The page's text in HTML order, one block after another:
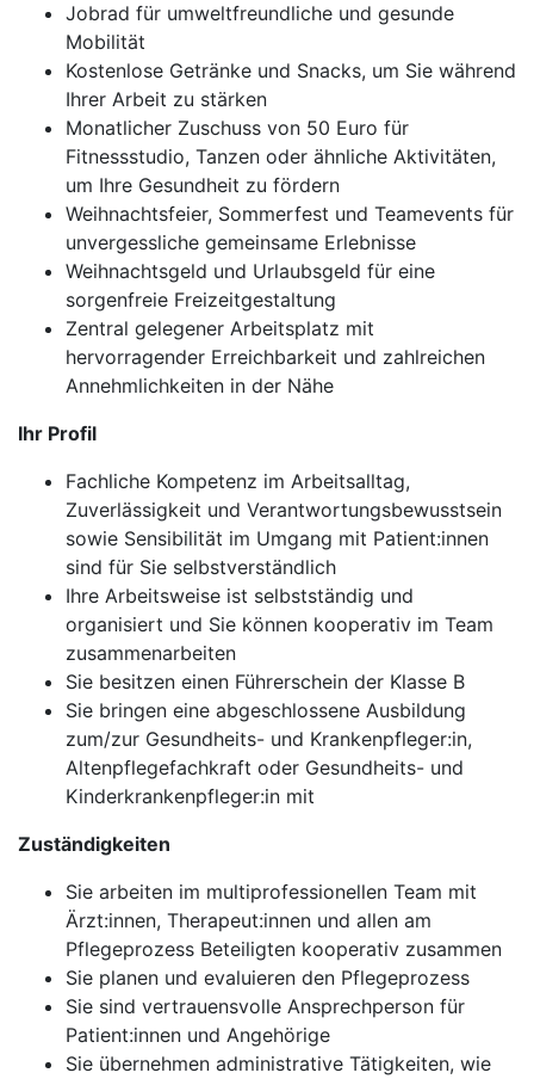
Jobrad für umweltfreundliche und gesunde
Mobilität
Kostenlose Getränke und Snacks, um Sie während
Ihrer Arbeit zu stärken
Monatlicher Zuschuss von 50 Euro für
Fitnessstudio, Tanzen oder ähnliche Aktivitäten,
um Ihre Gesundheit zu fördern
Weihnachtsfeier, Sommerfest und Teamevents für
unvergessliche gemeinsame Erlebnisse
Weihnachtsgeld und Urlaubsgeld für eine
sorgenfreie Freizeitgestaltung
Zentral gelegener Arbeitsplatz mit
hervorragender Erreichbarkeit und zahlreichen
Annehmlichkeiten in der Nähe
Ihr Profil
Fachliche Kompetenz im Arbeitsalltag,
Zuverlässigkeit und Verantwortungsbewusstsein
sowie Sensibilität im Umgang mit Patient:innen
sind für Sie selbstverständlich
Ihre Arbeitsweise ist selbstständig und
organisiert und Sie können kooperativ im Team
zusammenarbeiten
Sie besitzen einen Führerschein der Klasse B
Sie bringen eine abgeschlossene Ausbildung
zum/zur Gesundheits- und Krankenpfleger:in,
Altenpflegefachkraft oder Gesundheits- und
Kinderkrankenpfleger:in mit
Zuständigkeiten
Sie arbeiten im multiprofessionellen Team mit
Ärzt:innen, Therapeut:innen und allen am
Pflegeprozess Beteiligten kooperativ zusammen
Sie planen und evaluieren den Pflegeprozess
Sie sind vertrauensvolle Ansprechperson für
Patient:innen und Angehörige
Sie übernehmen administrative Tätigkeiten, wie